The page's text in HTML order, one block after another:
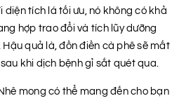
diện tích lá tối ưu, nó không có khả
hợp trao đổi và tích lũy dưỡng
quả là, đồn điền cà phê sẽ mất
khi dịch bệnh gỉ sắt quét qua.
mong có thể mang đến cho bạn